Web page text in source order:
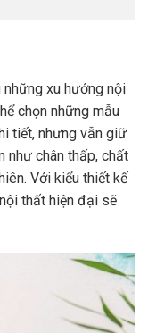
xu hướng nội
chọn những mẫu
tiết, nhưng vẫn giữ
như chân thấp, chất
Với kiểu thiết kế
thất hiện đại sẽ